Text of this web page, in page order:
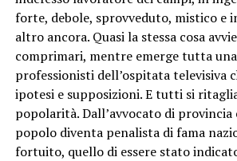
forte, debole, sprovveduto, mistico e
altro ancora. Quasi la stessa cosa
comprimari, mentre emerge tutta
professionisti dell’ospitata televisiva
ipotesi e supposizioni. E tutti si
popolarità. Dall’avvocato di provincia
popolo diventa penalista di fama
fortuito, quello di essere stato